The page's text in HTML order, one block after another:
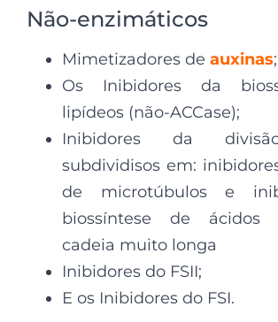
Não-enzimáticos
Mimetizadores de auxinas;
Os Inibidores da
lipídeos (não-ACCase);
Inibidores da
subdividisos em:
de microtúbulos e
biossíntese de ácidos
cadeia muito longa
Inibidores do FSII;
E os Inibidores do FSI.